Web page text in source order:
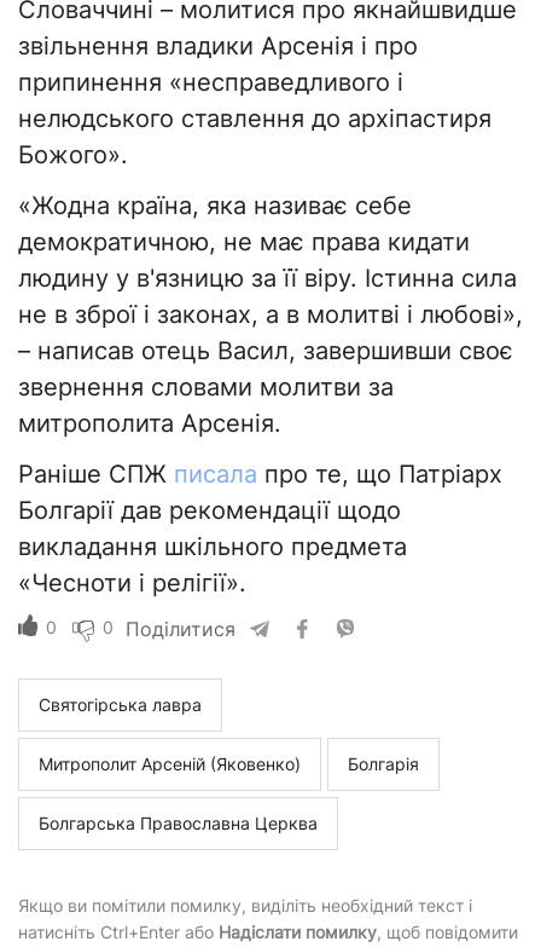
Словаччині – молитися про якнайшвидше
звільнення владики Арсенія і про
припинення «несправедливого і
нелюдського ставлення до архіпастиря
Божого».
«Жодна країна, яка називає себе
демократичною, не має права кидати
людину у в'язницю за її віру. Істинна сила
не в зброї і законах, а в молитві і любові»,
– написав отець Васил, завершивши своє
звернення словами молитви за
митрополита Арсенія.
Раніше СПЖ писала про те, що Патріарх
Болгарії дав рекомендації щодо
викладання шкільного предмета
«Чесноти і релігії».
0 0 Поділитися
Святогірська лавра
Митрополит Арсеній (Яковенко) Болгарія
Болгарська Православна Церква
Якщо ви помітили помилку, виділіть необхідний текст і
натисніть Ctrl+Enter або Надіслати помилку, щоб повідомити